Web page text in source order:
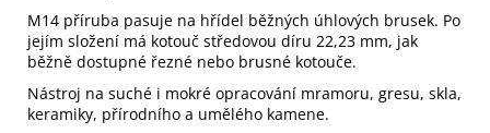
M14 příruba pasuje na hřídel běžných úhlových brusek. Po
jejím složení má kotouč středovou díru 22,23 mm, jak
běžně dostupné řezné nebo brusné kotouče.
Nástroj na suché i mokré opracování mramoru, gresu, skla,
keramiky, přírodního a umělého kamene.